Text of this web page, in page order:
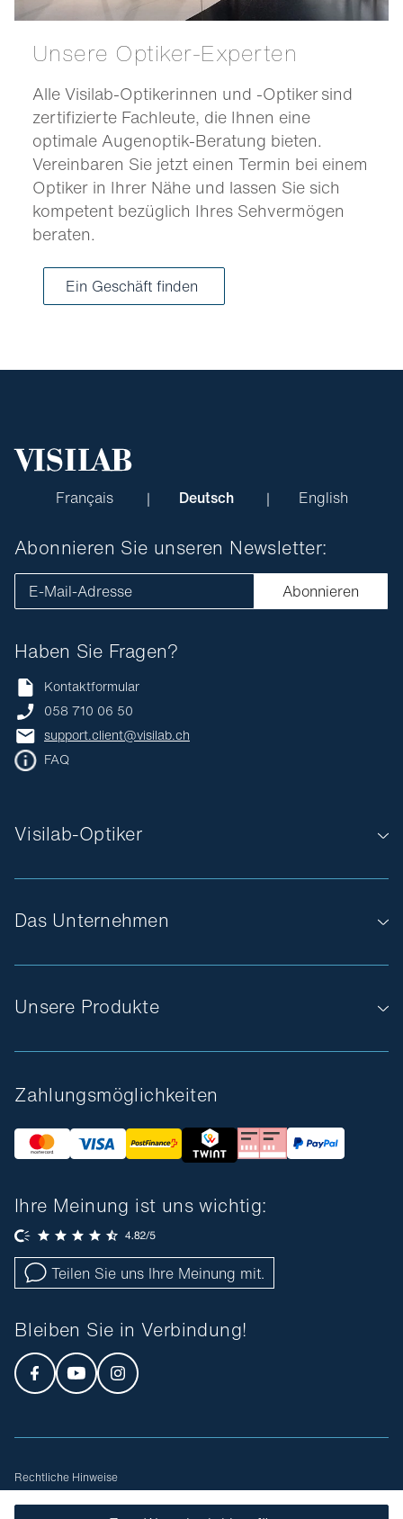
Unsere Optiker-Experten
Alle Visilab-Optikerinnen und -Optiker sind
zertifizierte Fachleute, die Ihnen eine
optimale Augenoptik-Beratung bieten.
Vereinbaren Sie jetzt einen Termin bei einem
Optiker in Ihrer Nähe und lassen Sie sich
kompetent bezüglich Ihres Sehvermögen
beraten.
Ein Geschäft finden
Français Deutsch English
Das Unternehmen
Unsere Produkte
Visilab-Optiker
Haben Sie Fragen?
Kontaktformular
058 710 06 50
support.client@visilab.ch
FAQ
Abonnieren Sie unseren Newsletter:
E-Mail-Adresse Abonnieren
Zahlungsmöglichkeiten
Ihre Meinung ist uns wichtig:
Teilen Sie uns Ihre Meinung mit.
Bleiben Sie in Verbindung!
Rechtliche Hinweise